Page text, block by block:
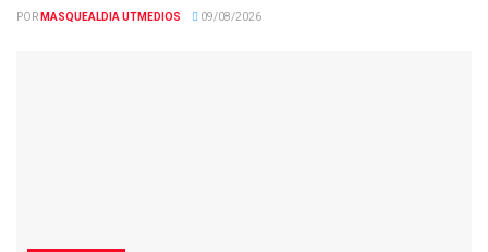
POR MASQUEALDIA UTMEDIOS 09/08/2026